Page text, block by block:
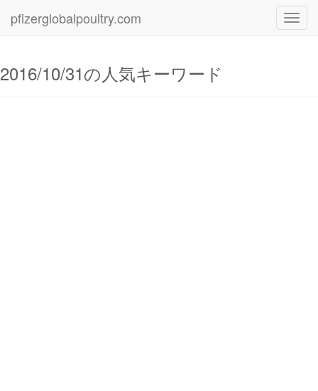
pfizerglobalpoultry.com
2016/10/31の人気キーワード